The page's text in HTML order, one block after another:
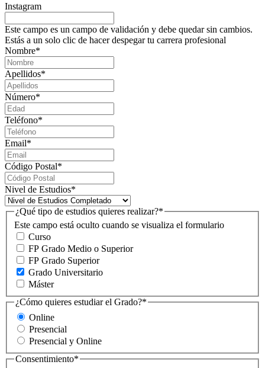
Instagram
Este campo es un campo de validación y debe quedar sin cambios.
Estás a un solo clic de hacer despegar tu carrera profesional
Nombre*
Apellidos*
Número*
Teléfono*
Email*
Código Postal*
Nivel de Estudios*
Este campo está oculto cuando se visualiza el formulario
¿Qué tipo de estudios quieres realizar?*
Curso
FP Grado Medio o Superior
FP Grado Superior
Grado Universitario
Máster
¿Cómo quieres estudiar el Grado?*
Online
Presencial
Presencial y Online
Consentimiento*